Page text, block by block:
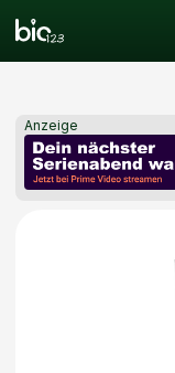
Anzeige